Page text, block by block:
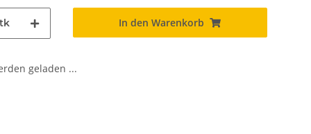
In den Warenkorb
geladen ...